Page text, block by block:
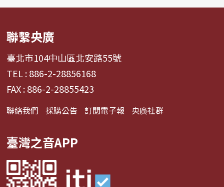
聯繫央廣
臺北市104中山區北安路55號
TEL : 886-2-28856168
FAX : 886-2-28855423
聯絡我們 採購公告 訂閱電子報 央廣社群
臺灣之音APP